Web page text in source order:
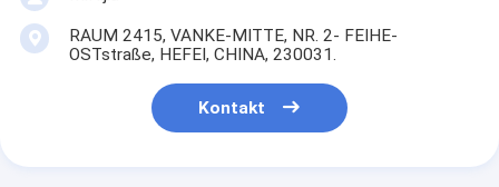
RAUM 2415, VANKE-MITTE, NR. 2- FEIHE-
OSTstraße, HEFEI, CHINA, 230031.
Kontakt